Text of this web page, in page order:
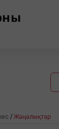
/ Жаңалықтар